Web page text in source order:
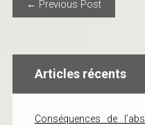
← Previous Post
Articles récents
Conséquences de